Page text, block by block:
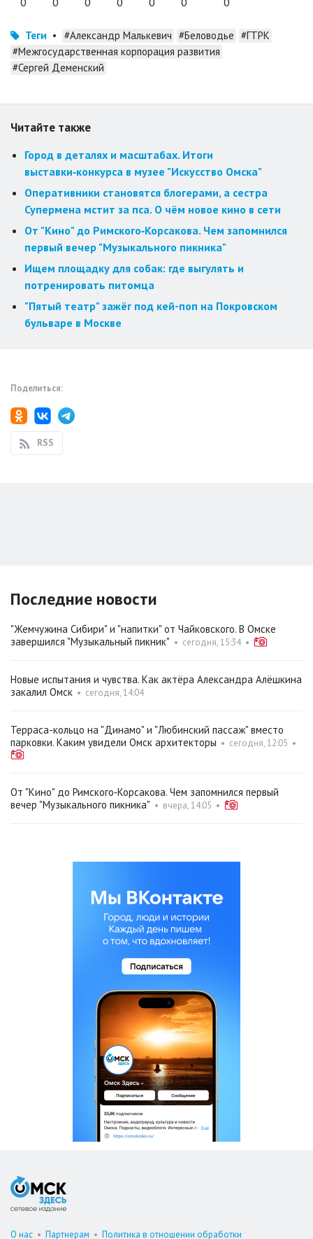
Теги • #Александр Малькевич #Беловодье #ГТРК
#Межгосударственная корпорация развития
#Сергей Деменский
Читайте также
Город в деталях и масштабах. Итоги
выставки‑конкурса в музее "Искусство Омска"
Оперативники становятся блогерами, а сестра
Супермена мстит за пса. О чём новое кино в сети
От "Кино" до Римского‑Корсакова. Чем запомнился
первый вечер "Музыкального пикника"
Ищем площадку для собак: где выгулять и
потренировать питомца
"Пятый театр" зажёг под кей-поп на Покровском
бульваре в Москве
Поделиться:
RSS
Последние новости
"Жемчужина Сибири" и "напитки" от Чайковского. В Омске
завершился "Музыкальный пикник" • сегодня, 15:34•
Новые испытания и чувства. Как актёра Александра Алёшкина
закалил Омск • сегодня, 14:04
Терраса-кольцо на "Динамо" и "Любинский пассаж" вместо
парковки. Каким увидели Омск архитекторы • сегодня, 12:05 •
От "Кино" до Римского‑Корсакова. Чем запомнился первый
вечер "Музыкального пикника" • вчера, 14:05 •
О нас • Партнерам • Политика в отношении обработки